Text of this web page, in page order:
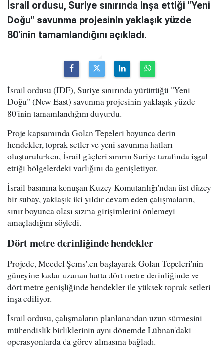
İsrail ordusu, Suriye sınırında inşa ettiği "Yeni
Doğu" savunma projesinin yaklaşık yüzde
80'inin tamamlandığını açıkladı.
İsrail ordusu (IDF), Suriye sınırında yürüttüğü "Yeni
Doğu" (New East) savunma projesinin yaklaşık yüzde
80'inin tamamlandığını duyurdu.
Proje kapsamında Golan Tepeleri boyunca derin
hendekler, toprak setler ve yeni savunma hatları
oluşturulurken, İsrail güçleri sınırın Suriye tarafında işgal
ettiği bölgelerdeki varlığını da genişletiyor.
İsrail basınına konuşan Kuzey Komutanlığı'ndan üst düzey
bir subay, yaklaşık iki yıldır devam eden çalışmaların,
sınır boyunca olası sızma girişimlerini önlemeyi
amaçladığını söyledi.
Dört metre derinliğinde hendekler
Projede, Mecdel Şems'ten başlayarak Golan Tepeleri'nin
güneyine kadar uzanan hatta dört metre derinliğinde ve
dört metre genişliğinde hendekler ile yüksek toprak setleri
inşa ediliyor.
İsrail ordusu, çalışmaların planlanandan uzun sürmesini
mühendislik birliklerinin aynı dönemde Lübnan'daki
operasyonlarda da görev almasına bağladı.